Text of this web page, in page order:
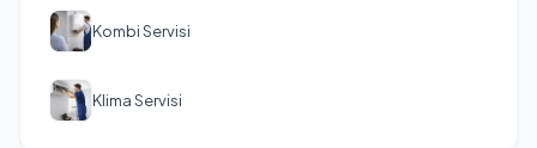
Kombi Servisi
Klima Servisi